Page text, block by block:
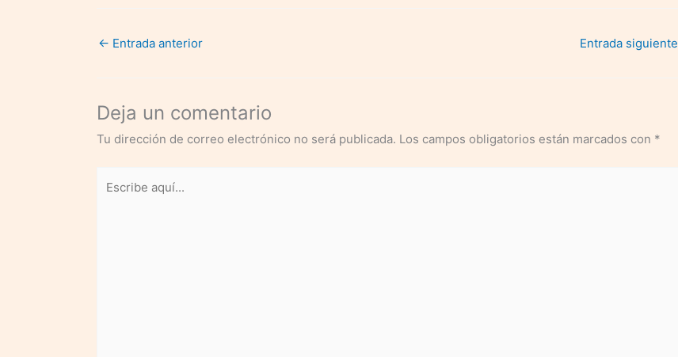
← Entrada anterior Entrada siguiente
Deja un comentario
Tu dirección de correo electrónico no será publicada. Los campos obligatorios están marcados con *